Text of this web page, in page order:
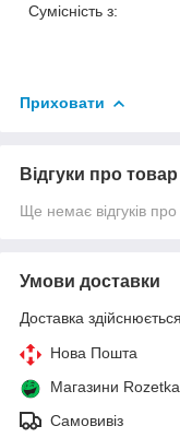
Сумісність з:
Приховати
Відгуки про товар
Ще немає відгуків
Умови доставки
Доставка
Нова Пошта
Магазини Rozetka
Самовивіз